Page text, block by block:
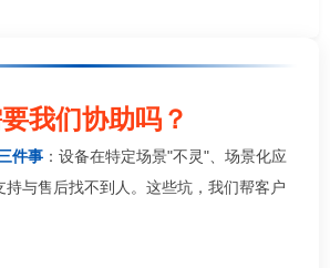
我们协助吗？
件事 ：设备在特定场景"不灵"、场景化应
持与售后找不到人。这些坑，我们帮客户